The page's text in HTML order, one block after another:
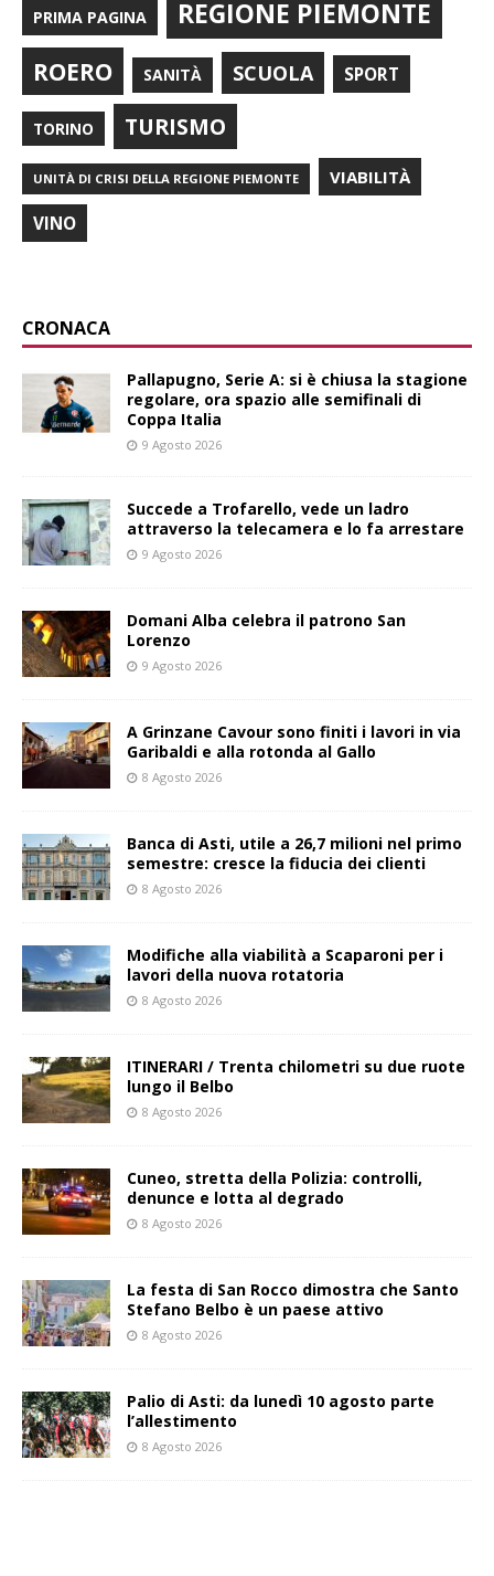
PRIMA PAGINA REGIONE PIEMONTE
ROERO SANITÀ SCUOLA SPORT
TORINO TURISMO
UNITÀ DI CRISI DELLA REGIONE PIEMONTE VIABILITÀ
VINO
CRONACA
Pallapugno, Serie A: si è chiusa la stagione
regolare, ora spazio alle semifinali di
Coppa Italia
9 Agosto 2026
Succede a Trofarello, vede un ladro
attraverso la telecamera e lo fa arrestare
9 Agosto 2026
Domani Alba celebra il patrono San
Lorenzo
9 Agosto 2026
A Grinzane Cavour sono finiti i lavori in via
Garibaldi e alla rotonda al Gallo
8 Agosto 2026
Banca di Asti, utile a 26,7 milioni nel primo
semestre: cresce la fiducia dei clienti
8 Agosto 2026
Modifiche alla viabilità a Scaparoni per i
lavori della nuova rotatoria
8 Agosto 2026
ITINERARI / Trenta chilometri su due ruote
lungo il Belbo
8 Agosto 2026
Cuneo, stretta della Polizia: controlli,
denunce e lotta al degrado
8 Agosto 2026
La festa di San Rocco dimostra che Santo
Stefano Belbo è un paese attivo
8 Agosto 2026
Palio di Asti: da lunedì 10 agosto parte
l’allestimento
8 Agosto 2026